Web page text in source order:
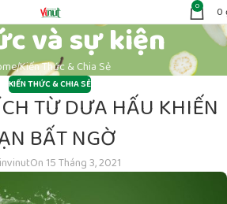
0 0
và sự kiện
Kiến Thức & Chia Sẻ
KIẾN THỨC & CHIA SẺ
TỪ DƯA HẤU KHIẾN
BẤT NGỜ
On 15 Tháng 3, 2021